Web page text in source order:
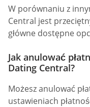
W porównaniu z
Central jest
główne dostępne
Jak anulować
Dating Central?
Możesz anulować
ustawieniach